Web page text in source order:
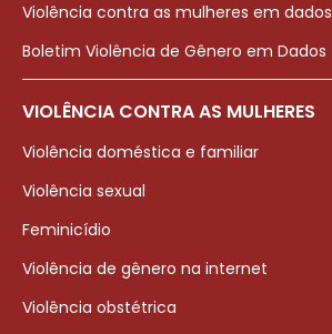
Violência contra as mulheres em dados
Boletim Violência de Gênero em Dados
VIOLÊNCIA CONTRA AS MULHERES
Violência doméstica e familiar
Violência sexual
Feminicídio
Violência de gênero na internet
Violência obstétrica